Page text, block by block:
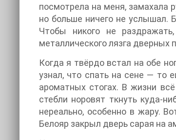
посмотрела на меня, замахала
но больше ничего не услышал.
Чтобы никого не
металлического лязга дверных
Когда я твёрдо встал на обе
узнал, что спать на сене — то
ароматных стогах. В жизни
стебли норовят ткнуть куда-
нереально, особенно в жару.
Белояр закрыл дверь сарая на